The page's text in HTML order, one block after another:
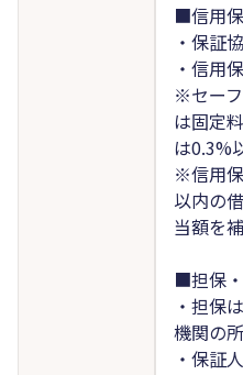
■信用
・保証
・信用
※セー
は固定
は0.3%
※信用
以内の
当額を
■担保
・担保
機関の
・保証